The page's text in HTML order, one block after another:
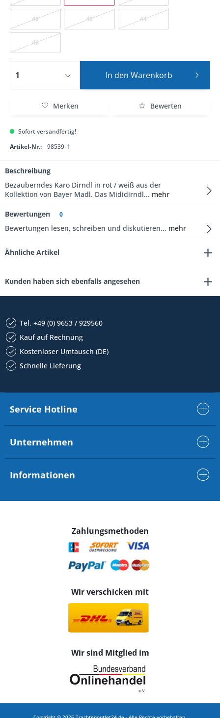
40 42 44
46
In den Warenkorb
Merken Bewerten
Sofort versandfertig!
Artikel-Nr.:
98539-1
Beschreibung
Bezauberndes Karo Dirndl in rot / weiß aus der
Kollektion von Bayer Madl. Das Mididirndl... mehr
Bewertungen 0
Bewertungen lesen, schreiben und diskutieren... mehr
Ähnliche Artikel
Kunden haben sich ebenfalls angesehen
Tel. +49 (0) 9653 / 929560
Kauf auf Rechnung
Kostenloser Umtausch (DE)
Schnelle Lieferung
Service Hotline
Unternehmen
Informationen
Zahlungsmethoden
Wir verschicken mit
Wir sind Mitglied im